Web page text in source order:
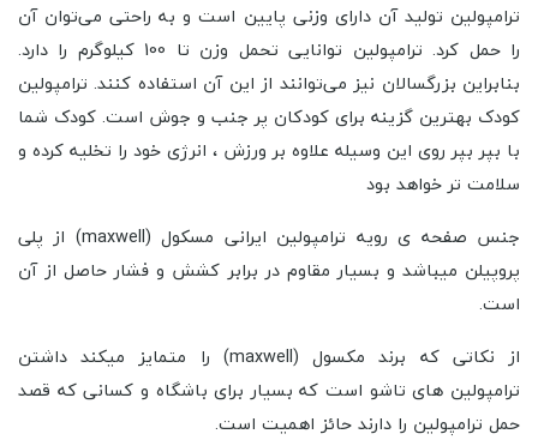
ترامپولین تولید آن دارای وزنی پایین است و به راحتی می‌توان آن
را حمل کرد. ترامپولین توانایی تحمل وزن تا 100 کیلوگرم را دارد.
بنابراین بزرگسالان نیز می‌توانند از این آن استفاده کنند. ترامپولین
کودک بهترین گزینه برای کودکان پر جنب و جوش است. کودک شما
با بپر بپر روی این وسیله علاوه بر ورزش ، انرژی خود را تخلیه کرده و
سلامت تر خواهد بود
جنس صفحه ی رویه ترامپولین ایرانی مسکول (maxwell) از پلی
پروپیلن میباشد و بسیار مقاوم در برابر کشش و فشار حاصل از آن
است.
از نکاتی که برند مکسول (maxwell) را متمایز میکند داشتن
ترامپولین های تاشو است که بسیار برای باشگاه و کسانی که قصد
حمل ترامپولین را دارند حائز اهمیت است.